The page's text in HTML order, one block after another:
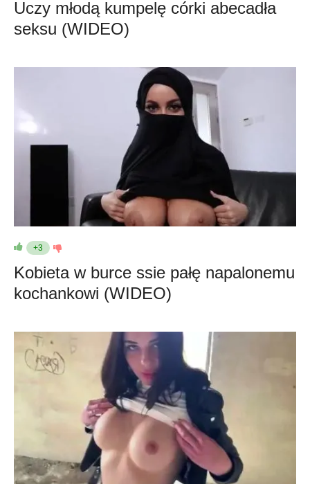
Uczy młodą kumpelę córki abecadła
seksu (WIDEO)
+3
Kobieta w burce ssie pałę napalonemu
kochankowi (WIDEO)